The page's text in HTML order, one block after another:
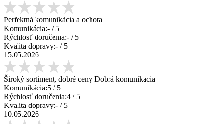
Perfektná komunikácia a ochota
Komunikácia:- / 5
Rýchlosť doručenia:- / 5
Kvalita dopravy:- / 5
15.05.2026
Široký sortiment, dobré ceny Dobrá komunikácia
Komunikácia:5 / 5
Rýchlosť doručenia:4 / 5
Kvalita dopravy:- / 5
10.05.2026